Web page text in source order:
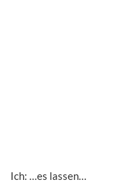
Ich: …es lassen…